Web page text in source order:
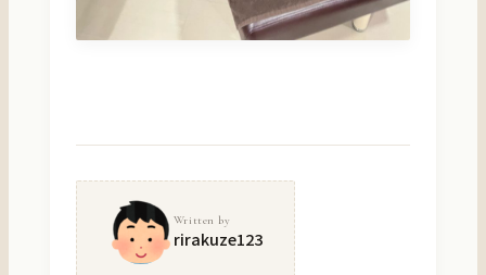
Written by
rirakuze123